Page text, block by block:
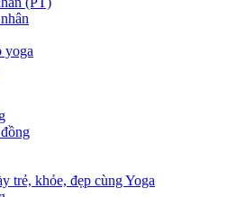
yoga
trẻ, khỏe, đẹp cùng Yoga